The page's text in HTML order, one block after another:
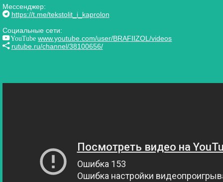
Мессенджер:
https://t.me/tekstolit_i_kaprolon
Социальные сети:
YouTube www.youtube.com/user/BRAFIIZOL/videos
rutube.ru/channel/38100656/